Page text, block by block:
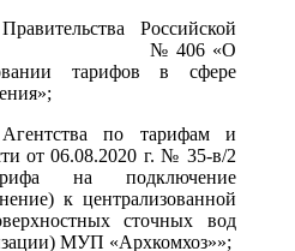
Российской
г. № 406 «О
тарифов в сфере
по тарифам и
от 06.08.2020 г. № 35-в/2
на подключение
к централизованной
сточных вод
МУП «Архкомхоз»»;